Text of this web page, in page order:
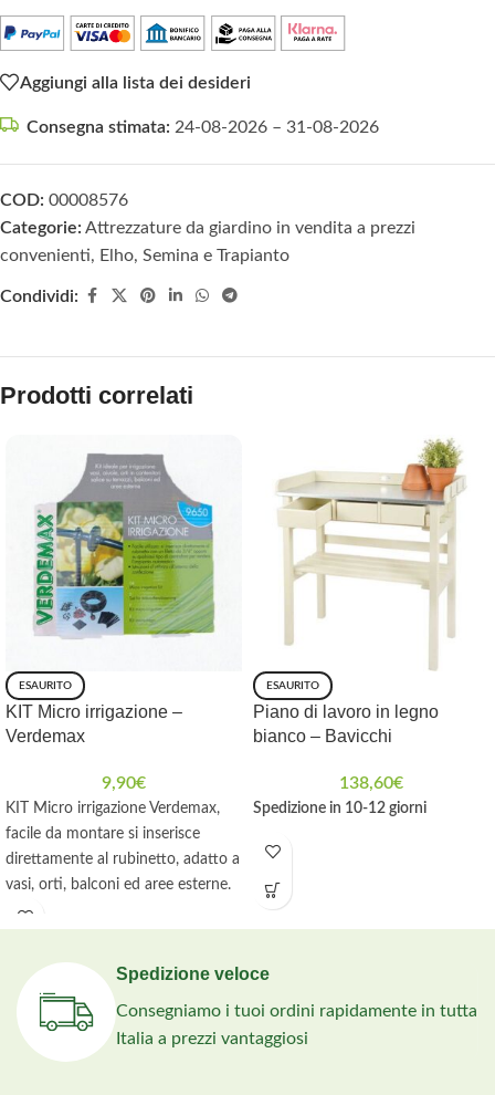
Aggiungi alla lista dei desideri
Consegna stimata: 24-08-2026 – 31-08-2026
COD: 00008576
Categorie: Attrezzature da giardino in vendita a prezzi
convenienti, Elho, Semina e Trapianto
Condividi:
Prodotti correlati
ESAURITO
KIT Micro irrigazione –
Verdemax
9,90€
KIT Micro irrigazione Verdemax,
facile da montare si inserisce
direttamente al rubinetto, adatto a
vasi, orti, balconi ed aree esterne.
ESAURITO
Piano di lavoro in legno
bianco – Bavicchi
138,60€
Spedizione in 10-12 giorni
Spedizione veloce
Consegniamo i tuoi ordini rapidamente in tutta
Italia a prezzi vantaggiosi